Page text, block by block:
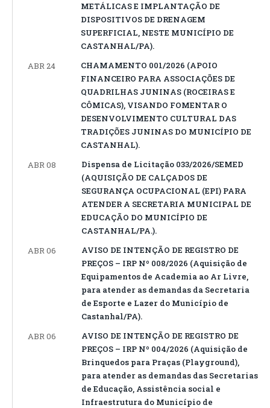
METÁLICAS E IMPLANTAÇÃO DE
DISPOSITIVOS DE DRENAGEM
SUPERFICIAL, NESTE MUNICÍPIO DE
CASTANHAL/PA).
ABR 24
CHAMAMENTO 001/2026 (APOIO
FINANCEIRO PARA ASSOCIAÇÕES DE
QUADRILHAS JUNINAS (ROCEIRAS E
CÔMICAS), VISANDO FOMENTAR O
DESENVOLVIMENTO CULTURAL DAS
TRADIÇÕES JUNINAS DO MUNICÍPIO DE
CASTANHAL).
ABR 08
Dispensa de Licitação 033/2026/SEMED
(AQUISIÇÃO DE CALÇADOS DE
SEGURANÇA OCUPACIONAL (EPI) PARA
ATENDER A SECRETARIA MUNICIPAL DE
EDUCAÇÃO DO MUNICÍPIO DE
CASTANHAL/PA.).
ABR 06
AVISO DE INTENÇÃO DE REGISTRO DE
PREÇOS – IRP Nº 008/2026 (Aquisição de
Equipamentos de Academia ao Ar Livre,
para atender as demandas da Secretaria
de Esporte e Lazer do Município de
Castanhal/PA).
ABR 06
AVISO DE INTENÇÃO DE REGISTRO DE
PREÇOS – IRP Nº 004/2026 (Aquisição de
Brinquedos para Praças (Playground),
para atender as demandas das Secretarias
de Educação, Assistência social e
Infraestrutura do Município de